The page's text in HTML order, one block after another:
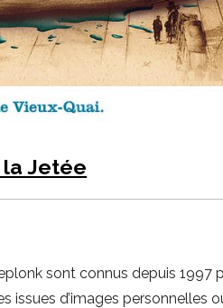
la Jetée
sont connus depuis
d’images personnelles